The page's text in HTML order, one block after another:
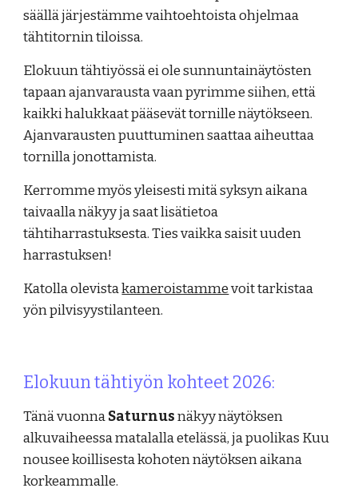
säällä järjestämme vaihtoehtoista ohjelmaa
tähtitornin tiloissa.
Elokuun tähtiyössä ei ole sunnuntainäytösten
tapaan ajanvarausta vaan pyrimme siihen, että
kaikki halukkaat pääsevät tornille näytökseen.
Ajanvarausten puuttuminen saattaa aiheuttaa
tornilla jonottamista.
Kerromme myös yleisesti mitä syksyn aikana
taivaalla näkyy ja saat lisätietoa
tähtiharrastuksesta. Ties vaikka saisit uuden
harrastuksen!
Katolla olevistakameroistammevoit tarkistaa
yön pilvisyystilanteen.
Elokuun tähtiyön kohteet 2026:
Tänä vuonnaSaturnusnäkyy näytöksen
alkuvaiheessa matalalla etelässä, ja puolikas Kuu
nousee koillisesta kohoten näytöksen aikana
korkeammalle.